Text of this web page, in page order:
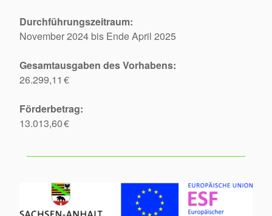
Durchführungszeitraum:
November 2024 bis Ende April 2025
Gesamtausgaben des Vorhabens:
26.299,11 €
Förderbetrag:
13.013,60 €